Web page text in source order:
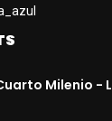
Milenio -